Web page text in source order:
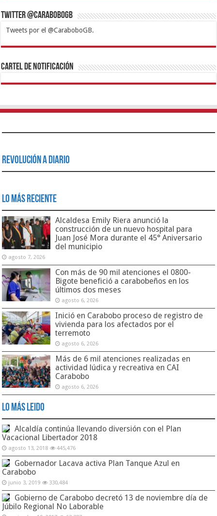
Twitter @CaraboboGB
Tweets por el @CaraboboGB.
1xbetBetturkeyBetistKralbetSupertotobetTipobetMatadorbetMariobet
https://mvbcasino.com/
Cartel de Notificación
Revolución a Diario
Lo Más Reciente
Alcaldesa Emily Riera anunció la
construcción de un nuevo hospital para
Juan José Mora durante el 45° Aniversario
del municipio
agosto 7, 2026
Con más de 90 mil atenciones el 0800-
Bigote benefició a carabobeños en los
últimos dos meses
agosto 6, 2026
Inició en Carabobo proceso de registro de
vivienda para los afectados por el
terremoto
agosto 6, 2026
Más de 6 mil atenciones realizadas en
actividad lúdica y recreativa en CAI
Carabobo
agosto 6, 2026
Lo Más Leido
Alcaldía continúa llevando diversión con el Plan
Vacacional Libertador 2018
agosto 13, 2018 445,476
Gobernador Lacava activa Plan Tanque Azul en
Carabobo
junio 3, 2019 330,484
Gobierno de Carabobo decretó 13 de noviembre día de
Júbilo Regional No Laborable